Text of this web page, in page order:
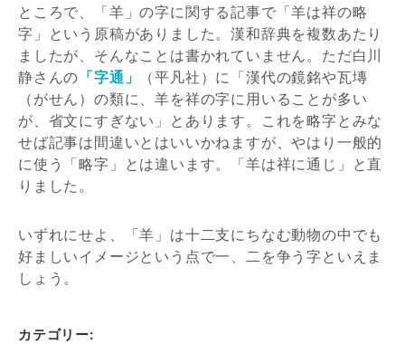
ところで、「羊」の字に関する記事で「羊は祥の略
字」という原稿がありました。漢和辞典を複数あたり
ましたが、そんなことは書かれていません。ただ白川
静さんの 「字通」
（平凡社）に「漢代の鏡銘や瓦塼
（がせん）の類に、羊を祥の字に用いることが多い
が、省文にすぎない」とあります。これを略字とみな
せば記事は間違いとはいいかねますが、やはり一般的
に使う「略字」とは違います。「羊は祥に通じ」と直
りました。
いずれにせよ、「羊」は十二支にちなむ動物の中でも
好ましいイメージという点で一、二を争う字といえま
しょう。
カテゴリー: